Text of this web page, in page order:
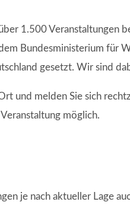
1.500 Veranstaltungen
Bundesministerium für
gesetzt. Wir sind
und melden Sie sich
möglich.
je nach aktueller Lage